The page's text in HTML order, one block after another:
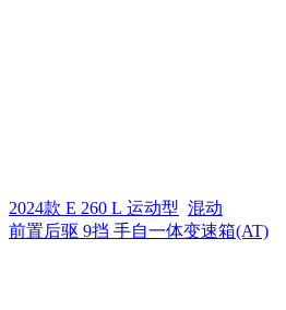
2024款 E 260 L 运动型 混动
前置后驱 9挡 手自一体变速箱(AT)